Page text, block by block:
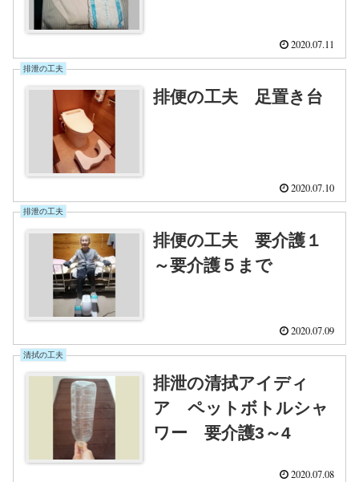
2020.07.11
排泄の工夫
排便の工夫 足置き台
2020.07.10
排泄の工夫
排便の工夫 要介護１
～要介護５まで
2020.07.09
清拭の工夫
排泄の清拭アイディ
ア ペットボトルシャ
ワー 要介護3～4
2020.07.08